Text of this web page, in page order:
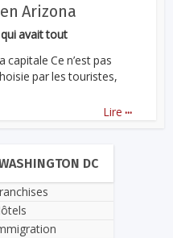
Arizona
avait tout
capitale Ce n’est pas
par les touristes,
Lire ...
DC